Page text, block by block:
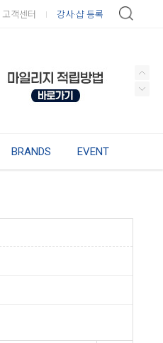
고객센터 강사·샵 등록
BRANDS EVENT